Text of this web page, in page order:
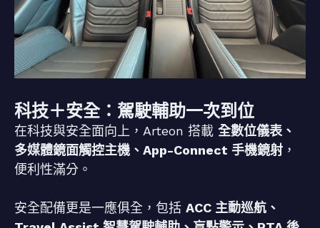
科技＋安全：駕駛輔助一次到位
在科技與安全面向上，Arteon 搭載 全數位儀表、
多媒體鏡面觸控主機、App-Connect 手機鏡射 ，
便利性滿分。
安全配備更是一應俱全，包括 ACC 主動巡航、